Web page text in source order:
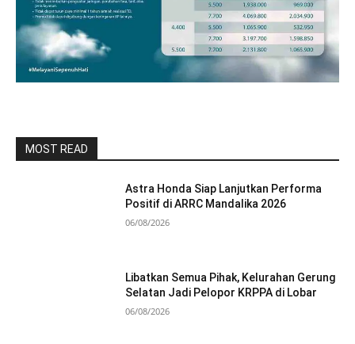
MOST READ
Astra Honda Siap Lanjutkan Performa
Positif di ARRC Mandalika 2026
06/08/2026
Libatkan Semua Pihak, Kelurahan Gerung
Selatan Jadi Pelopor KRPPA di Lobar
06/08/2026